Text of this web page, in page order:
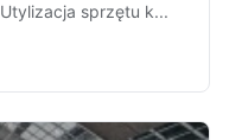
sprzętu k...